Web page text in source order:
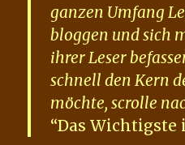
ganzen Umfang
bloggen und sich
ihrer Leser
schnell den Kern
möchte, scrolle
“Das Wichtigste